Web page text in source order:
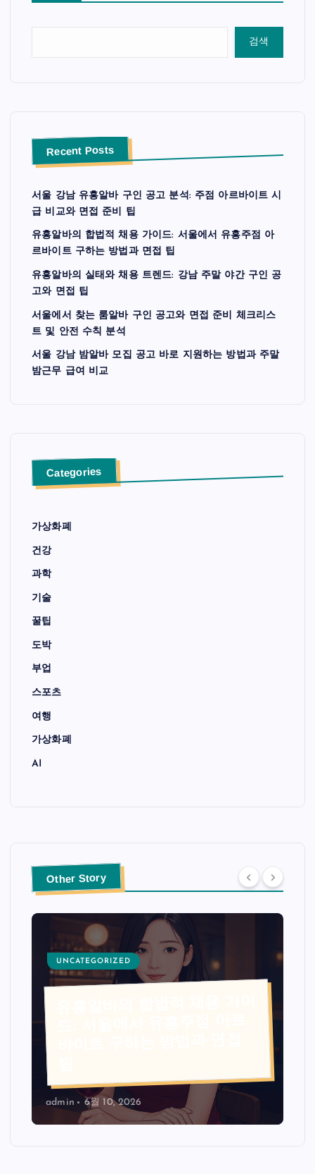
검색
Recent Posts
서울 강남 유흥알바 구인 공고 분석: 주점 아르바이트 시
급 비교와 면접 준비 팁
유흥알바의 합법적 채용 가이드: 서울에서 유흥주점 아
르바이트 구하는 방법과 면접 팁
유흥알바의 실태와 채용 트렌드: 강남 주말 야간 구인 공
고와 면접 팁
서울에서 찾는 룸알바 구인 공고와 면접 준비 체크리스
트 및 안전 수칙 분석
서울 강남 밤알바 모집 공고 바로 지원하는 방법과 주말
밤근무 급여 비교
Categories
가상화폐
건강
과학
기술
꿀팁
도박
부업
스포츠
여행
가상화폐
AI
Other Story
UNCATEGORIZED
admin 6월 10, 2026